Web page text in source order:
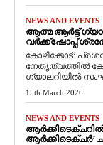
NEWS AND EVENTS
ആത്മ ആർട്ട്
വർക്ക്‌ഷോപ്പ്
കോഴിക്കോട്:
നേതൃത്വത്തിൽ
ഗ്യാലറിയിൽ
15th March 2026
NEWS AND EVENTS
ആർക്കിടെക്ചർ’